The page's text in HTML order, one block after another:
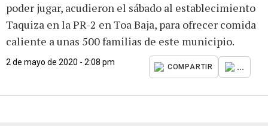
poder jugar, acudieron el sábado al establecimiento
Taquiza en la PR-2 en Toa Baja, para ofrecer comida
caliente a unas 500 familias de este municipio.
2 de mayo de 2020 - 2:08 pm
COMPARTIR ...